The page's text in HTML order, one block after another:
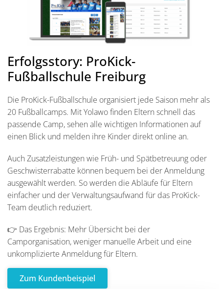
Erfolgsstory: ProKick-
Fußballschule Freiburg
Die ProKick-Fußballschule organisiert jede Saison mehr als
20 Fußballcamps. Mit Yolawo finden Eltern schnell das
passende Camp, sehen alle wichtigen Informationen auf
einen Blick und melden ihre Kinder direkt online an.
Auch Zusatzleistungen wie Früh- und Spätbetreuung oder
Geschwisterrabatte können bequem bei der Anmeldung
ausgewählt werden. So werden die Abläufe für Eltern
einfacher und der Verwaltungsaufwand für das ProKick-
Team deutlich reduziert.
👉 Das Ergebnis: Mehr Übersicht bei der
Camporganisation, weniger manuelle Arbeit und eine
unkomplizierte Anmeldung für Eltern.
Zum Kundenbeispiel